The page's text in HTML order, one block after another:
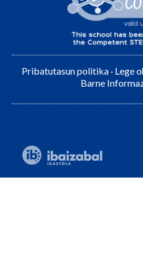
Pribatutasun politika · Lege
Barne